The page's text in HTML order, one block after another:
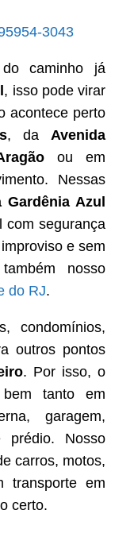
3043
caminho já
, isso pode virar
acontece perto
, da Avenida
ou em
Nessas
Gardênia Azul
com segurança
e sem
nosso
do RJ.
condomínios,
outros pontos
. Por isso, o
bem tanto em
garagem,
prédio. Nosso
carros, motos,
transporte em
certo.